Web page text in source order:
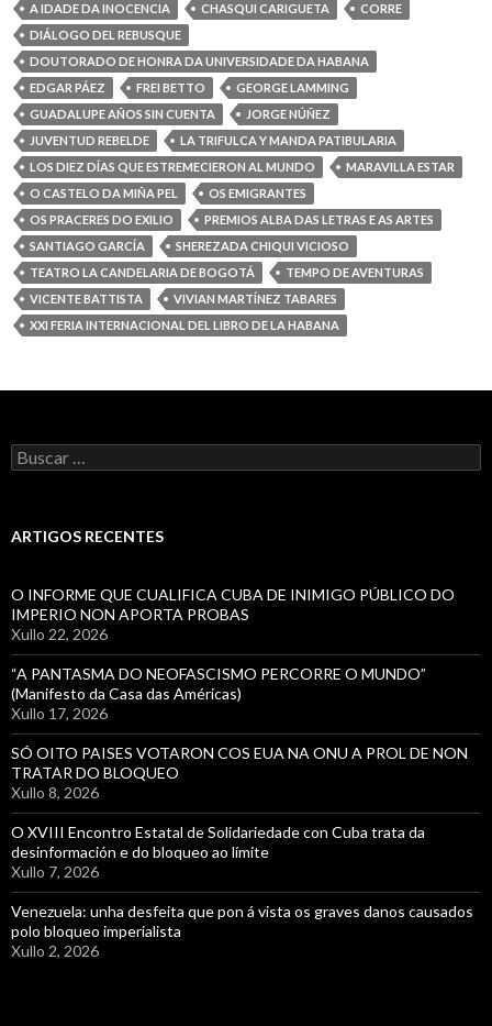
A IDADE DA INOCENCIA CHASQUI CARIGUETA
CORRE
DIÁLOGO DEL REBUSQUE
DOUTORADO DE HONRA DA UNIVERSIDADE DA HABANA
EDGAR PÁEZ
FREI BETTO
GEORGE LAMMING
GUADALUPE AÑOS SIN CUENTA
JORGE NÚÑEZ
JUVENTUD REBELDE
LA TRIFULCA Y MANDA PATIBULARIA
LOS DIEZ DÍAS QUE ESTREMECIERON AL MUNDO
MARAVILLA ESTAR
O CASTELO DA MIÑA PEL
OS EMIGRANTES
OS PRACERES DO EXILIO
PREMIOS ALBA DAS LETRAS E AS ARTES
SANTIAGO GARCÍA
SHEREZADA CHIQUI VICIOSO
TEATRO LA CANDELARIA DE BOGOTÁ
TEMPO DE AVENTURAS
VICENTE BATTISTA
VIVIAN MARTÍNEZ TABARES
XXI FERIA INTERNACIONAL DEL LIBRO DE LA HABANA
Buscar:
ARTIGOS RECENTES
O INFORME QUE CUALIFICA CUBA DE INIMIGO PÚBLICO DO
IMPERIO NON APORTA PROBAS
Xullo 22, 2026
“A PANTASMA DO NEOFASCISMO PERCORRE O MUNDO”
(Manifesto da Casa das Américas)
Xullo 17, 2026
SÓ OITO PAISES VOTARON COS EUA NA ONU A PROL DE NON
TRATAR DO BLOQUEO
Xullo 8, 2026
O XVIII Encontro Estatal de Solidariedade con Cuba trata da
desinformación e do bloqueo ao límite
Xullo 7, 2026
Venezuela: unha desfeita que pon á vista os graves danos causados
polo bloqueo imperialista
Xullo 2, 2026